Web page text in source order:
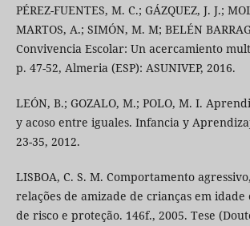
PÉREZ-FUENTES, M. C.; GÁZQUEZ, J. J.;
MARTOS, A.; SIMÓN, M. M; BELÉN
Convivencia Escolar: Un acercamiento
p. 47-52, Almeria (ESP): ASUNIVEP, 2016.
LEÓN, B.; GOZALO, M.; POLO, M. I.
y acoso entre iguales. Infancia y
23-35, 2012.
LISBOA, C. S. M. Comportamento
relações de amizade de crianças em idade
de risco e proteção. 146f., 2005. Tese